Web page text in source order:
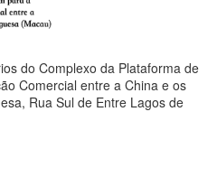
do Complexo da Plataforma de
Comercial entre a China e os
Rua Sul de Entre Lagos de